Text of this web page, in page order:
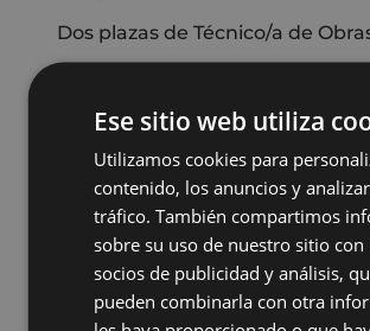
Dos plazas de Técnico/a de
Cuatro plazas de limpiador/a
Dos plazas de profesor/a /
euskera
Dos plazas de conserje de
deportivas
Tres plazas de conserje de
Ese sitio web utiliza
Utilizamos cookies para
contenido, los anuncios y
tráfico. También compartimos
sobre su uso de nuestro sitio con
socios de publicidad y análisis,
pueden combinarla con otra